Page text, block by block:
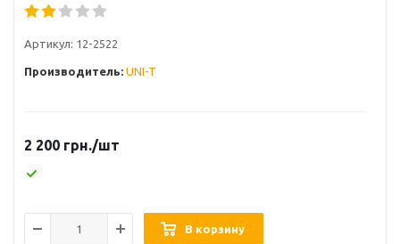
Артикул: 12-2522
Производитель: UNI-T
2 200 грн./шт
В корзину